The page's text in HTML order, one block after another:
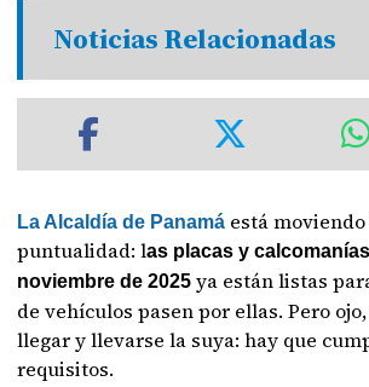
Noticias Relacionadas
La Alcaldía de Panamá está
puntualidad: las placas y
noviembre de 2025 ya están listas
de vehículos pasen por ellas. Pero
llegar y llevarse la suya: hay que
requisitos.